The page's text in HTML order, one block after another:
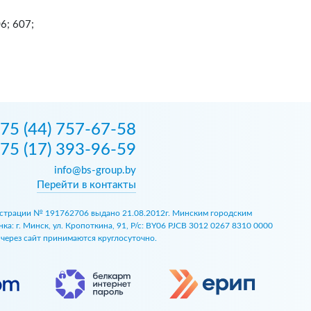
607;
(44) 757-67-58
(17) 393-96-59
info@bs-group.by
Перейти в контакты
№ 191762706 выдано 21.08.2012г. Минским городским
г. Минск, ул. Кропоткина, 91, Р/с: BY06 PJCB 3012 0267 8310 0000
сайт принимаются круглосуточно.